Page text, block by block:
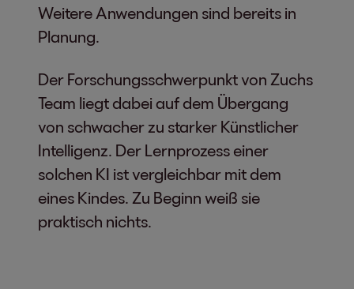
Weitere Anwendungen sind bereits in
Planung.
Der Forschungsschwerpunkt von Zuchs
Team liegt dabei auf dem Übergang
von schwacher zu starker Künstlicher
Intelligenz. Der Lernprozess einer
solchen KI ist vergleichbar mit dem
eines Kindes. Zu Beginn weiß sie
praktisch nichts.